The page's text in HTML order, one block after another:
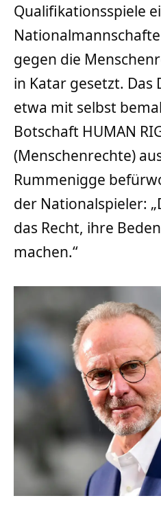
Qualifikationsspiele
gegen die
in Katar gesetzt. Das
etwa mit selbst
Botschaft HUMAN
(Menschenrechte)
Rummenigge
der Nationalspieler:
das Recht, ihre
machen.“